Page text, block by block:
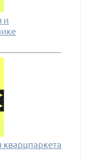
и
кварцпаркета